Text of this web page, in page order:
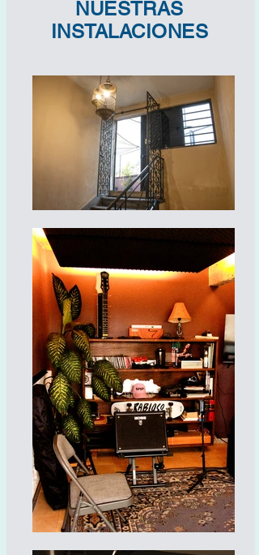
NUESTRAS
INSTALACIONES